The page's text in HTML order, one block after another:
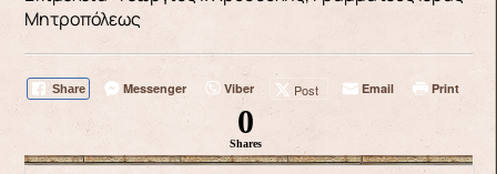
Μητροπόλεως
Share Messenger Viber Post Email Print
0
Shares